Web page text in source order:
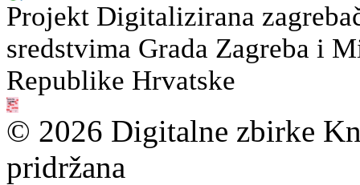
Projekt Digitalizirana
sredstvima Grada Zagreba i
Republike Hrvatske
© 2026 Digitalne zbirke
pridržana